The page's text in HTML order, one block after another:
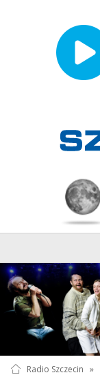
Radio Szczecin »